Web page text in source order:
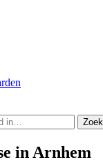
Zoek
in Arnhem